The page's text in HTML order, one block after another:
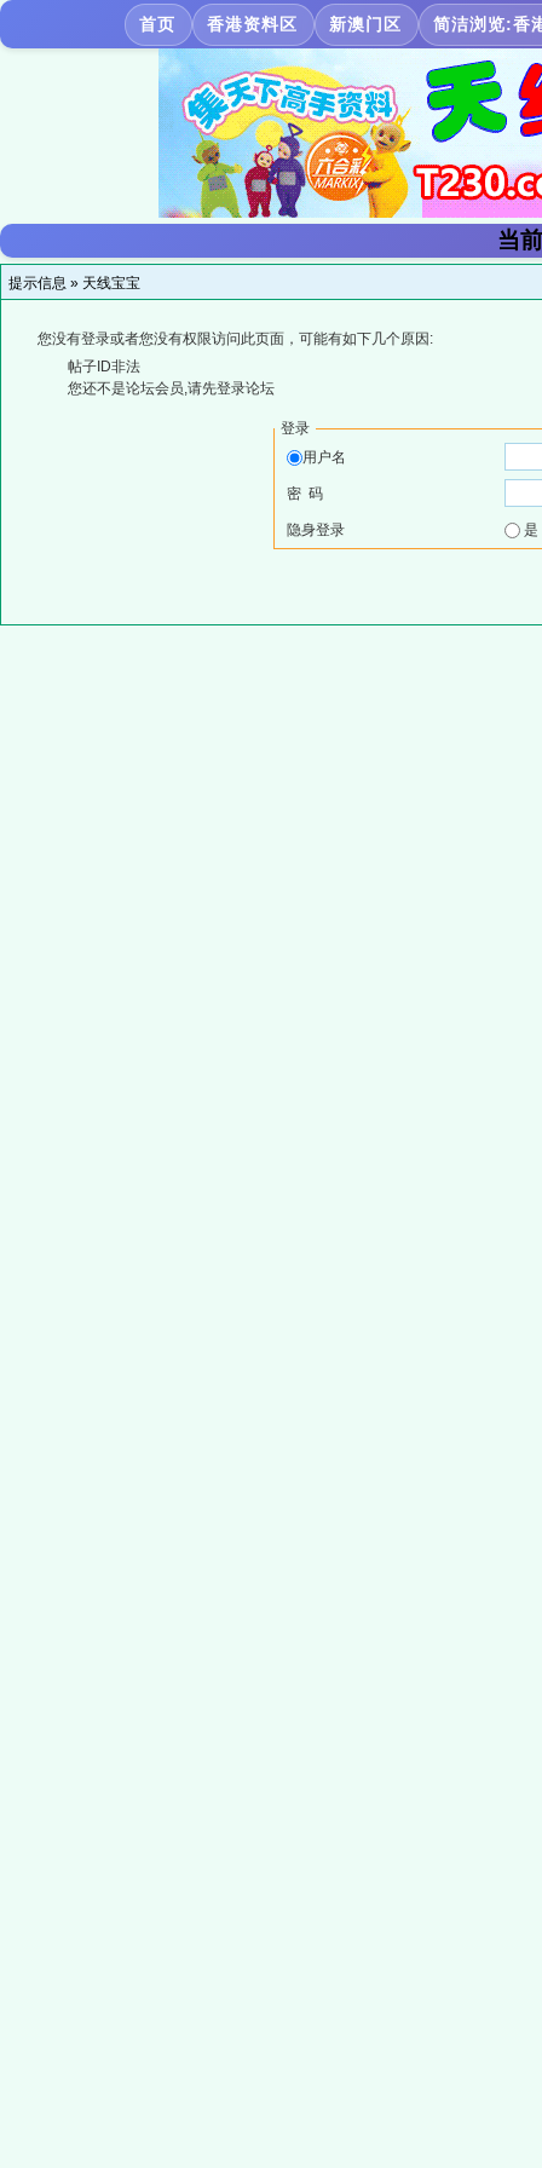
首页 香港资料区 新澳门区 简洁浏览:香
当
提示信息 » 天线宝宝
您没有登录或者您没有权限访问此页面，可能有如下几个原因:
帖子ID非法
您还不是论坛会员,请先登录论坛
登录
用户名
密 码
隐身登录